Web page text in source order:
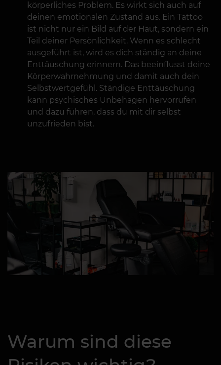
körperliches Problem. Es wirkt sich auch auf
deinen emotionalen Zustand aus. Ein Tattoo
ist nicht nur ein Bild auf der Haut, sondern ein
Teil deiner Persönlichkeit. Wenn es schlecht
ausgeführt ist, wird es dich ständig an deine
Enttäuschung erinnern. Das beeinflusst deine
Körperwahrnehmung und damit auch dein
Selbstwertgefühl. Ständige Enttäuschung
kann psychisches Unbehagen hervorrufen
und dazu führen, dass du mit dir selbst
unzufrieden bist.
Warum sind diese